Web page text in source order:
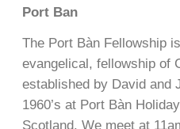
Port Ban
The Port Bàn Fellowship
evangelical, fellowship of
established by David and
1960’s at Port Bàn
Scotland. We meet at